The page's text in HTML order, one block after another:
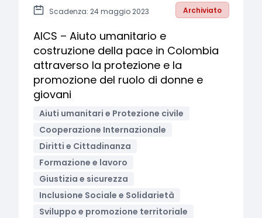
Scadenza: 24 maggio 2023 Archiviato
AICS – Aiuto umanitario e
costruzione della pace in Colombia
attraverso la protezione e la
promozione del ruolo di donne e
giovani
Aiuti umanitari e Protezione civile
Cooperazione Internazionale
Diritti e Cittadinanza
Formazione e lavoro
Giustizia e sicurezza
Inclusione Sociale e Solidarietà
Sviluppo e promozione territoriale